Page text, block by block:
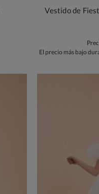
Vestido de
El precio más bajo